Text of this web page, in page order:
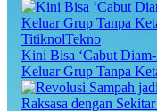
TitiknolTekno
Kini Bisa ‘Cabut
Keluar Grup Tanpa